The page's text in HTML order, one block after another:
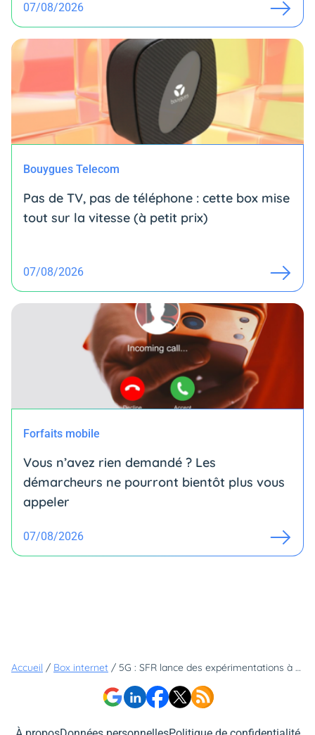
07/08/2026
Bouygues Telecom
Pas de TV, pas de téléphone : cette box mise
tout sur la vitesse (à petit prix)
07/08/2026
Forfaits mobile
Vous n’avez rien demandé ? Les
démarcheurs ne pourront bientôt plus vous
appeler
07/08/2026
Accueil / Box internet / 5G : SFR lance des expérimentations à Nantes